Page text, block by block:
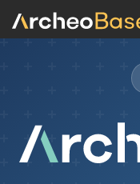
Sélection des
Exportation